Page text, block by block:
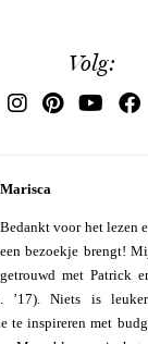
Volg:
Marisca
Bedankt voor het lezen
een bezoekje brengt!
getrouwd met Patrick
’17). Niets is
te inspireren met